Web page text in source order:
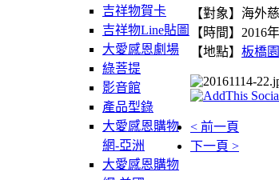
吉祥物賀卡
吉祥物Line貼圖
大愛感恩劇場
綠菩提
影音館
產品型錄
大愛感恩購物
網-亞洲
大愛感恩購物
【對象】海外
【時間】2016
【地點】 板橋
< 前一頁
下一頁 >